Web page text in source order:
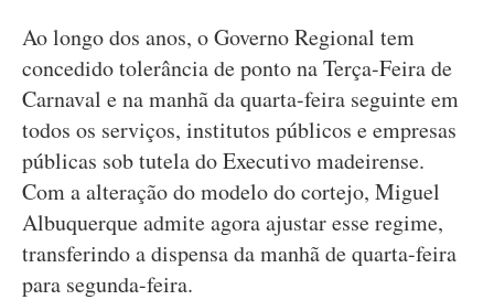
Ao longo dos anos, o Governo Regional tem
concedido tolerância de ponto na Terça-Feira de
Carnaval e na manhã da quarta-feira seguinte em
todos os serviços, institutos públicos e empresas
públicas sob tutela do Executivo madeirense.
Com a alteração do modelo do cortejo, Miguel
Albuquerque admite agora ajustar esse regime,
transferindo a dispensa da manhã de quarta-feira
para segunda-feira.